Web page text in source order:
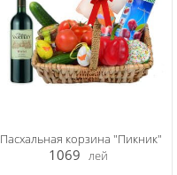
Пасхальная корзина "Пикник"
1069 лей